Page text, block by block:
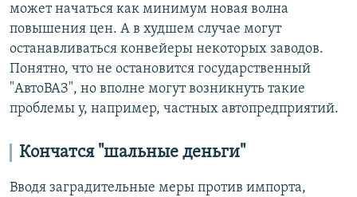
может начаться как минимум новая волна
повышения цен. А в худшем случае могут
останавливаться конвейеры некоторых заводов.
Понятно, что не остановится государственный
"АвтоВАЗ", но вполне могут возникнуть такие
проблемы у, например, частных автопредприятий.
Кончатся "шальные деньги"
Вводя заградительные меры против импорта,